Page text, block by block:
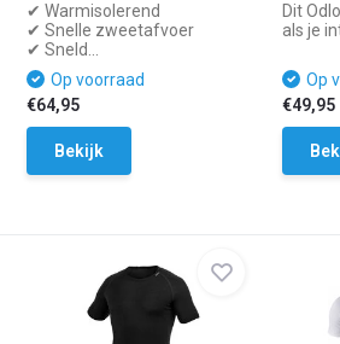
✔ Warmisolerend
✔ Snelle zweetafvoer
✔ Sneld...
Op voorraad
€64,95
Bekijk
Dit
als je
Op
€49,95